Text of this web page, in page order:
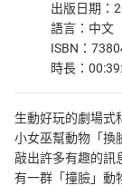
出版日期：
語言：中文
ISBN：
時長：
生動好玩的劇場式
小女巫幫動物「換
敲出許多有趣的訊
有一群「撞臉」動